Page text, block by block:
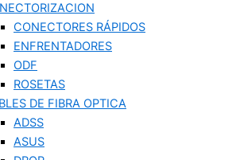
CONECTORES RÁPIDOS
ENFRENTADORES
ODF
ROSETAS
DE FIBRA OPTICA
ADSS
ASUS